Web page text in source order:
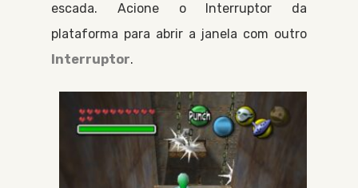
escada. Acione o Interruptor da
plataforma para abrir a janela com outro
Interruptor.